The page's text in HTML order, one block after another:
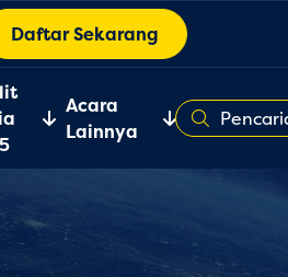
Daftar Sekarang
Acara
Lainnya